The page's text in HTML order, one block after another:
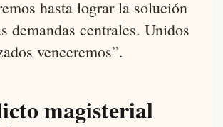
hasta lograr la solución
demandas centrales. Unidos
venceremos”.
magisterial